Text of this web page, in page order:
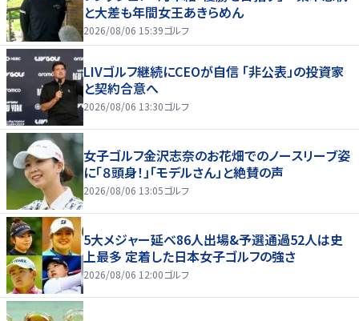
と大差も年間女王あきらめん
2026/08/06 15:39ゴルフ
LIVゴルフ継続にCEOが自信 「非公表」の投資家
と契約合意へ
2026/08/06 13:30ゴルフ
女子ゴルフ金沢志奈のお花畑でのノースリーブ姿
に「８頭身！」「モデルさん」と絶賛の声
2026/08/06 13:05ゴルフ
5大メジャー延べ86人出場&予選通過52人は史
上最多 定着した日本女子ゴルフの強さ
2026/08/06 12:00ゴルフ